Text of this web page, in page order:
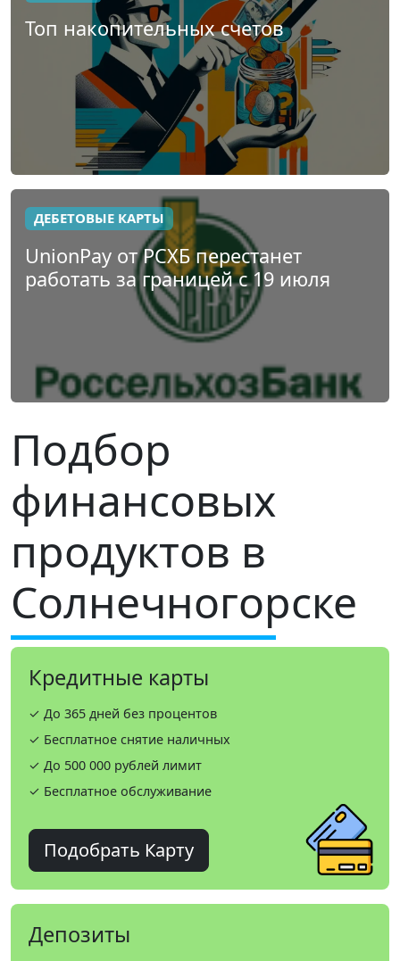
Топ накопительных счетов
ДЕБЕТОВЫЕ КАРТЫ
UnionPay от РСХБ перестанет
работать за границей с 19 июля
Подбор
финансовых
продуктов в
Солнечногорске
Кредитные карты
✓ До 365 дней без процентов
✓ Бесплатное снятие наличных
✓ До 500 000 рублей лимит
✓ Бесплатное обслуживание
Подобрать Карту
Депозиты